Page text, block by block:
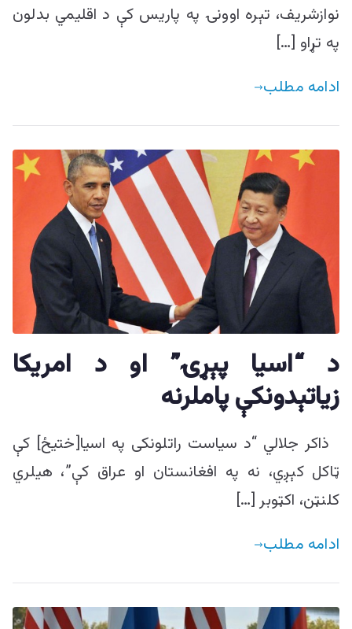
نوازشریف، تېره اوونۍ په پاريس کې د اقلیمي بدلون
په تړاو […]
ادامه مطلب
د “اسیا پېړۍ” او د امریکا
زیاتېدونکې پاملرنه
ذاکر جلالي “د سیاست راتلونکی په اسیا[ختیځ] کې
ټاکل کېږي، نه په افغانستان او عراق کې”، هیلري
کلنټن، اکټوبر […]
ادامه مطلب